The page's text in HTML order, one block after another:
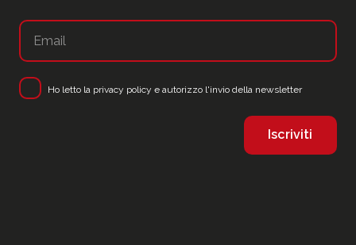
Ho letto la privacy policy e autorizzo l'invio della newsletter